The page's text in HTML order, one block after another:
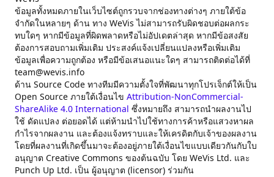
ข้อมูลทั้งหมดภายในเว็บไซต์ถูกรวบจากช่องทางต่างๆ ภายใต้ข้อ
จำกัดในหลายๆ ด้าน ทาง WeVis ไม่สามารถรับผิดชอบต่อผลกระ
ทบใดๆ หากมีข้อมูลที่ผิดพลาดหรือไม่อัปเดตล่าสุด หากมีข้อสงสัย
ต้องการสอบถามเพิ่มเติม ประสงค์แจ้งเปลี่ยนแปลงหรือเพิ่มเติม
ข้อมูลเพื่อความถูกต้อง หรือมีข้อเสนอแนะใดๆ สามารถติดต่อได้ที่
team@wevis.info
ด้าน Source Code ทางทีมมีความตั้งใจที่พัฒนาทุกโปรเจ็กต์ให้เป็น
Open Source ภายใต้เงื่อนไข Attribution-NonCommercial-
ShareAlike 4.0 International ซึ่งหมายถึง สามารถนำผลงานไป
ใช้ ดัดแปลง ต่อยอดได้ แต่ห้ามนำไปใช้ทางการค้าหรือแสวงหาผล
กำไรจากผลงาน และต้องแจ้งทราบและให้เครดิตกับเจ้าของผลงาน
โดยที่ผลงานที่เกิดขึ้นมาจะต้องอยู่ภายใต้เงื่อนไขแบบเดียวกันกับใบ
อนุญาต Creative Commons ของต้นฉบับ โดย WeVis Ltd. และ
Punch Up Ltd. เป็น ผู้อนุญาต (licensor) ร่วมกัน